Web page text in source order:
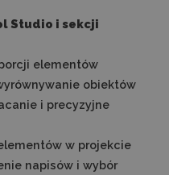
Studio i sekcji
elementów
obiektów
i precyzyjne
w projekcie
napisów i wybór